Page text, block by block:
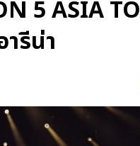
5 ASIA
รีน่า